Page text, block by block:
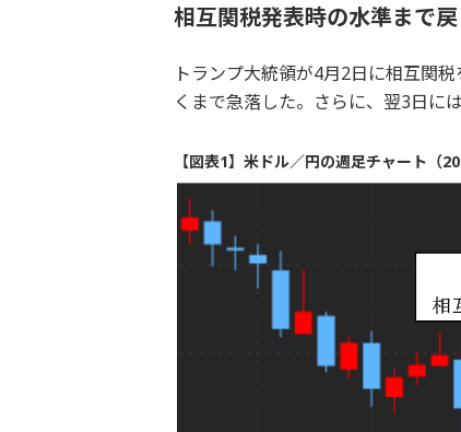
相互関税発表時の水準まで
トランプ大統領が4月2日に相互関
くまで急落した。さらに、翌3日に
【図表1】米ドル／円の週足チャート（